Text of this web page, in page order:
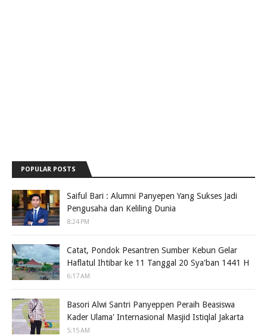
POPULAR POSTS
Saiful Bari : Alumni Panyepen Yang Sukses Jadi
Pengusaha dan Keliling Dunia
8:24 PM
Catat, Pondok Pesantren Sumber Kebun Gelar
Haflatul Ihtibar ke 11 Tanggal 20 Sya'ban 1441 H
6:17 AM
Basori Alwi Santri Panyeppen Peraih Beasiswa
Kader Ulama' Internasional Masjid Istiqlal Jakarta
5:15 AM